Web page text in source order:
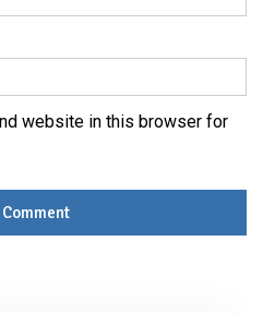
website in this browser for